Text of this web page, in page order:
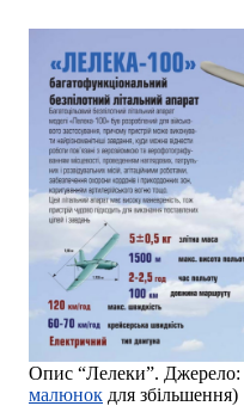
Опис “Лелеки”. Джерело:
малюнок для збільшення)